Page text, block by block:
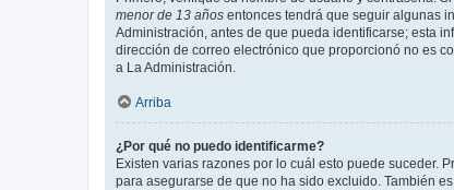
menor de 13 años entonces tendrá que seguir algunas
Administración, antes de que pueda identificarse; esta
dirección de correo electrónico que proporcionó no es
a La Administración.
Arriba
¿Por qué no puedo identificarme?
Existen varias razones por lo cuál esto puede suceder.
para asegurarse de que no ha sido excluido. También